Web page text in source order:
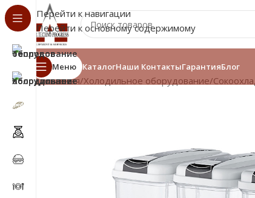
Перейти к навигации
Перейти к основному содержимому
Меню КаталогНаши КонтактыГарантияБлог
Главная/Холодильное оборудование/